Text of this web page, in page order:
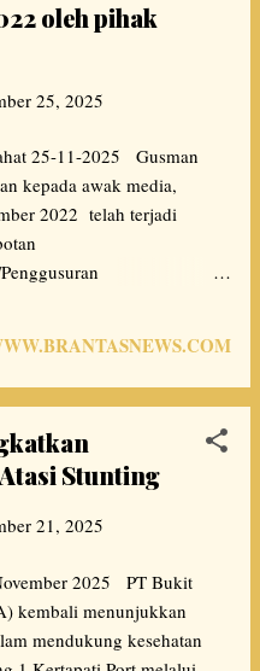
Angka ini
dibandingkan tahun 2024
mengungkapkan,
dalam menerapkan
konsisten dan
secara konsisten
prinsip tata kelola yang
akuntabilitas,
oleh pihak
25, 2025
25-11-2025 Gusman
kepada awak media,
2022 telah terjadi
Barat
Sumatra selatan, oleh pihak
(SUBKON PT.IJAP)
IUP. Pada saat keesokan
Tetangganya yang
telah digusur/dirusak Oleh
dalam sket tanah
tanda pohon
Stunting
21, 2025
2025 PT Bukit
kembali menunjukkan
mendukung kesehatan